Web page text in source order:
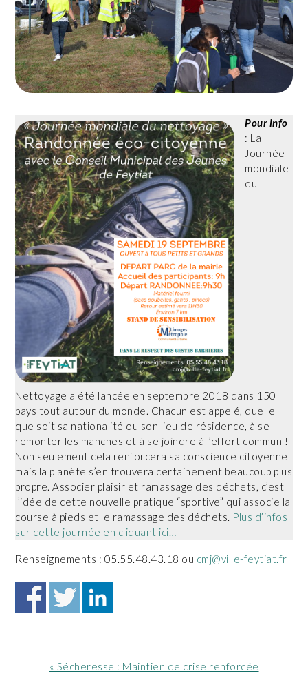
Pour info
: La
Journée
mondiale
du
Nettoyage a été lancée en septembre 2018 dans 150
pays tout autour du monde. Chacun est appelé, quelle
que soit sa nationalité ou son lieu de résidence, à se
remonter les manches et à se joindre à l’effort commun !
Non seulement cela renforcera sa conscience citoyenne
mais la planète s’en trouvera certainement beaucoup plus
propre. Associer plaisir et ramassage des déchets, c’est
l’idée de cette nouvelle pratique “sportive” qui associe la
course à pieds et le ramassage des déchets. Plus d’infos
sur cette journée en cliquant ici…
Renseignements : 05.55.48.43.18 ou cmj@ville-feytiat.fr
Article
« Sécheresse : Maintien de crise renforcée